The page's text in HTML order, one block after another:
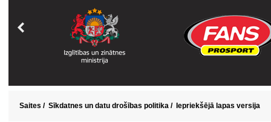
Saites / Sīkdatnes un datu drošības politika / Iepriekšējā lapas versija